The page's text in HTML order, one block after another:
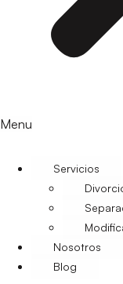
Menu
Servicios
Nosotros
Blog